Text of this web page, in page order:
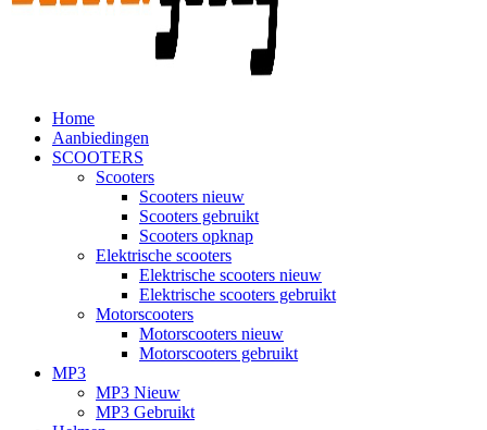
Home
Aanbiedingen
SCOOTERS
Scooters
Scooters nieuw
Scooters gebruikt
Scooters opknap
Elektrische scooters
Elektrische scooters nieuw
Elektrische scooters gebruikt
Motorscooters
Motorscooters nieuw
Motorscooters gebruikt
MP3
MP3 Nieuw
MP3 Gebruikt